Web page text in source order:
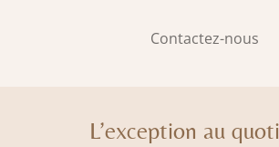
Contactez-nous
L’exception au